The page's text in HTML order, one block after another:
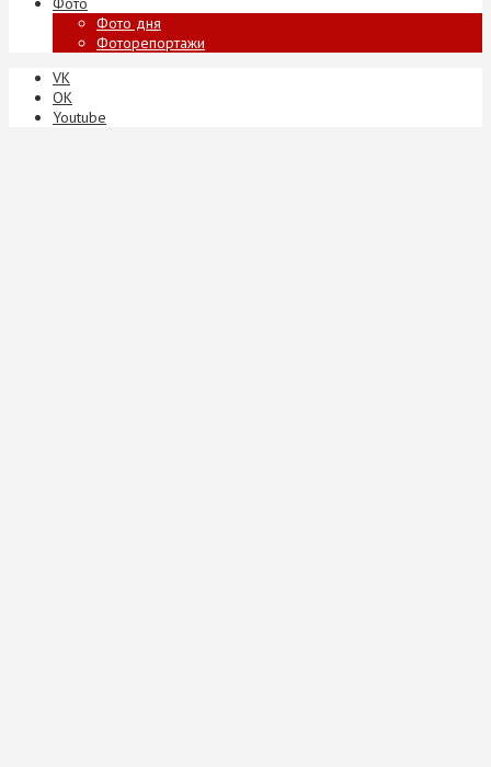
Фото дня
Фоторепортажи
VK
ОК
Youtube